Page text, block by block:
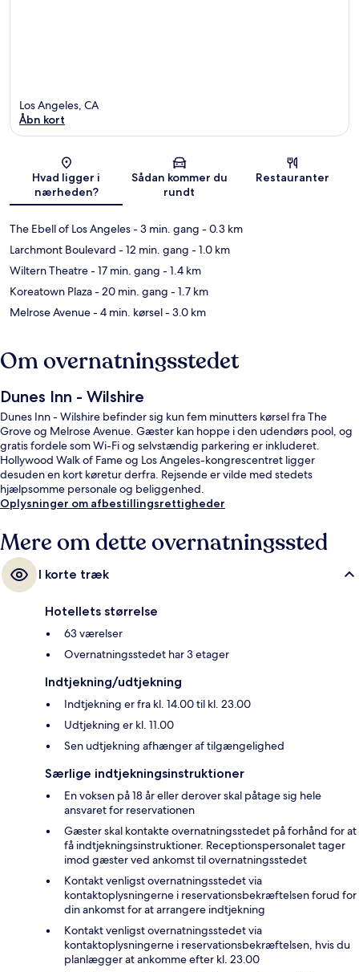
Kort
Los Angeles, CA
Åbn kort
Hvad ligger i
nærheden?
Sådan kommer du
rundt
Restauranter
The Ebell of Los Angeles- 3 min. gang - 0.3 km
Larchmont Boulevard - 12 min. gang - 1.0 km
Wiltern Theatre- 17 min. gang - 1.4 km
Koreatown Plaza- 20 min. gang - 1.7 km
Melrose Avenue- 4 min. kørsel- 3.0 km
Om overnatningsstedet
Dunes Inn - Wilshire
Dunes Inn - Wilshire befinder sig kun fem minutters kørsel fra The
Grove og Melrose Avenue. Gæster kan hoppe i den udendørs pool, og
gratis fordele som Wi-Fi og selvstændig parkering er inkluderet.
Hollywood Walk of Fame og Los Angeles-kongrescentret ligger
desuden en kort køretur derfra. Rejsende er vilde med stedets
hjælpsomme personale og beliggenhed.
Oplysninger om afbestillingsrettigheder
Mere om dette overnatningssted
I korte træk
Hotellets størrelse
63 værelser
Overnatningsstedet har 3 etager
Indtjekning/udtjekning
Indtjekning er fra kl. 14.00 til kl. 23.00
Udtjekning er kl. 11.00
Sen udtjekning afhænger af tilgængelighed
Særlige indtjekningsinstruktioner
En voksen på 18 år eller derover skal påtage sig hele
ansvaret for reservationen
Gæster skal kontakte overnatningsstedet på forhånd for at
få indtjekningsinstruktioner. Receptionspersonalet tager
imod gæster ved ankomst til overnatningsstedet
Kontakt venligst overnatningsstedet via
kontaktoplysningerne i reservationsbekræftelsen forud for
din ankomst for at arrangere indtjekning
Kontakt venligst overnatningsstedet via
kontaktoplysningerne i reservationsbekræftelsen, hvis du
planlægger at ankomme efter kl. 23.00